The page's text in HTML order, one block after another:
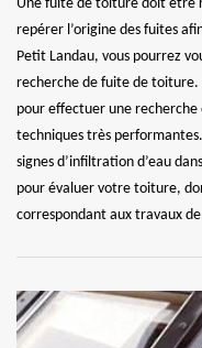
Une fuite de toiture doit être
repérer l’origine des fuites
Petit Landau, vous pourrez
recherche de fuite de toiture.
pour effectuer une recherche
techniques très
signes d’infiltration d’eau
pour évaluer votre toiture,
correspondant aux travaux